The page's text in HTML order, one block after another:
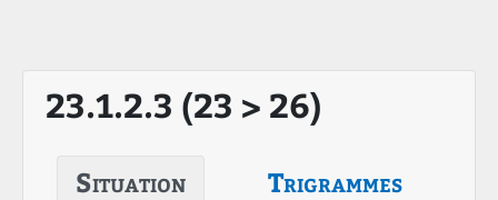
23.1.2.3 (23 > 26)
Situation Trigrammes